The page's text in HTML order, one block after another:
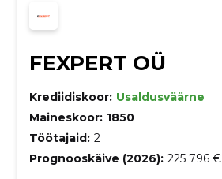
FEXPERT OÜ
Krediidiskoor: Usaldusväärne
Maineskoor: 1850
Töötajaid: 2
Prognooskäive (2026): 225 796 €